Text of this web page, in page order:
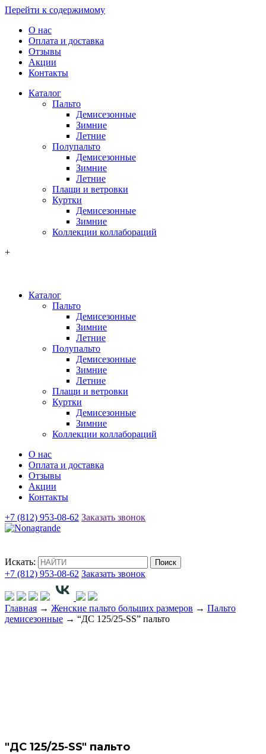
Перейти к содержимому
О нас
Оплата и доставка
Отзывы
Акции
Контакты
Каталог
Пальто
Демисезонные
Зимние
Летние
Полупальто
Демисезонные
Зимние
Летние
Плащи и ветровки
Куртки
Демисезонные
Зимние
Коллекции коллабораций
+
Каталог
Пальто
Демисезонные
Зимние
Летние
Полупальто
Демисезонные
Зимние
Летние
Плащи и ветровки
Куртки
Демисезонные
Зимние
Коллекции коллабораций
О нас
Оплата и доставка
Отзывы
Акции
Контакты
+7 (812) 953-08-62 Заказать звонок
Искать: Поиск
+7 (812) 953-08-62 Заказать звонок
Главная → Женские пальто больших размеров → Пальто
демисезонные → “ДС 125/25-SS” пальто
"ДС 125/25-SS" пальто